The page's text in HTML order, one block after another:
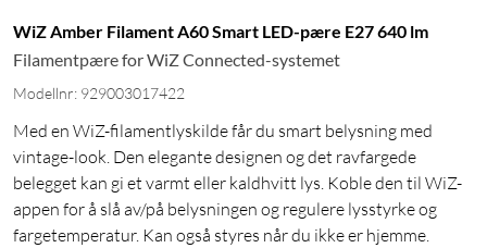
WiZ Amber Filament A60 Smart LED-pære E27 640 lm
Filamentpære for WiZ Connected-systemet
Modellnr: 929003017422
Med en WiZ-filamentlyskilde får du smart belysning med
vintage-look. Den elegante designen og det ravfargede
belegget kan gi et varmt eller kaldhvitt lys. Koble den til WiZ-
appen for å slå av/på belysningen og regulere lysstyrke og
fargetemperatur. Kan også styres når du ikke er hjemme.